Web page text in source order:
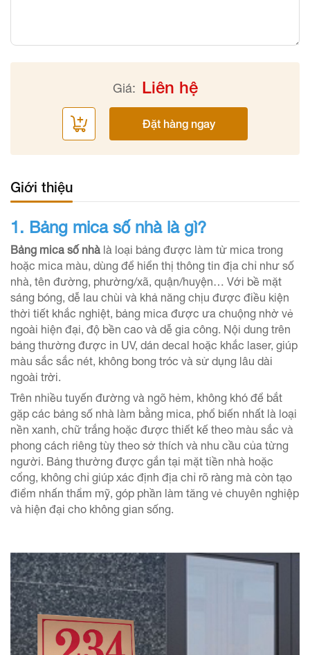
Giá: Liên hệ
Đặt hàng ngay
Giới thiệu
1. Bảng mica số nhà là gì?
Bảng mica số nhà là loại bảng được làm từ mica trong
hoặc mica màu, dùng để hiển thị thông tin địa chỉ như số
nhà, tên đường, phường/xã, quận/huyện… Với bề mặt
sáng bóng, dễ lau chùi và khả năng chịu được điều kiện
thời tiết khắc nghiệt, bảng mica được ưa chuộng nhờ vẻ
ngoài hiện đại, độ bền cao và dễ gia công. Nội dung trên
bảng thường được in UV, dán decal hoặc khắc laser, giúp
màu sắc sắc nét, không bong tróc và sử dụng lâu dài
ngoài trời.
Trên nhiều tuyến đường và ngõ hẻm, không khó để bắt
gặp các bảng số nhà làm bằng mica, phổ biến nhất là loại
nền xanh, chữ trắng hoặc được thiết kế theo màu sắc và
phong cách riêng tùy theo sở thích và nhu cầu của từng
người. Bảng thường được gắn tại mặt tiền nhà hoặc
cổng, không chỉ giúp xác định địa chỉ rõ ràng mà còn tạo
điểm nhấn thẩm mỹ, góp phần làm tăng vẻ chuyên nghiệp
và hiện đại cho không gian sống.